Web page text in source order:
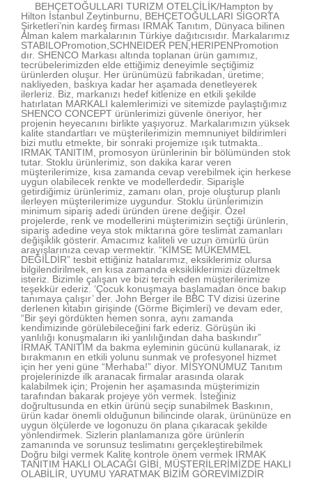
BEHÇETOĞULLARI TURIZM OTELCİLİK/Hampton by
Hilton İstanbul Zeytinburnu, BEHÇETOĞULLARI SİGORTA
Şirketleri’nin kardeş firması IRMAK Tanıtım, Dünyaca bilinen
Alman kalem markalarının Türkiye dağıtıcısıdır. Markalarımız
STABILOPromotion,SCHNEIDER PEN,HERIPENPromotion
dır. SHENCO Markası altında toplanan ürün gamımız,
tecrübelerimizden elde ettiğimiz deneyimle seçtiğimiz
ürünlerden oluşur. Her ürünümüzü fabrikadan, üretime;
nakliyeden, baskıya kadar her aşamada denetleyerek
ilerleriz. Biz, markanızı hedef kitlenize en etkili şekilde
hatırlatan MARKALI kalemlerimizi ve sitemizde paylaştığımız
SHENCO CONCEPT ürünlerimizi güvenle öneriyor, her
projenin heyecanını birlikte yaşıyoruz. Markalarımızın yüksek
kalite standartları ve müşterilerimizin memnuniyet bildirimleri
bizi mutlu etmekte, bir sonraki projemize ışık tutmakta..
IRMAK TANITIM, promosyon ürünlerinin bir bölümünden stok
tutar. Stoklu ürünlerimiz, son dakika karar veren
müşterilerimize, kısa zamanda cevap verebilmek için herkese
uygun olabilecek renkte ve modellerdedir. Siparişle
getirdiğimiz ürünlerimiz, zamanı olan, proje oluşturup planlı
ilerleyen müşterilerimize uygundur. Stoklu ürünlerimizin
minimum sipariş adedi üründen ürene değişir. Özel
projelerde, renk ve modellerini müşterimizin seçtiği ürünlerin,
sipariş adedine veya stok miktarına göre teslimat zamanları
değişiklik gösterir. Amacımız kaliteli ve uzun ömürlü ürün
arayışlarınıza cevap vermektir. “KİMSE MÜKEMMEL
DEĞİLDİR” tesbit ettiğiniz hatalarımız, eksiklerimiz olursa
bilgilendirilmek, en kısa zamanda eksikliklerimizi düzeltmek
isteriz. Bizimle çalışan ve bizi tercih eden müşterilerimize
teşekkür ederiz. ‘Çocuk konuşmaya başlamadan önce bakıp
tanımaya çalışır’ der. John Berger ile BBC TV dizisi üzerine
derlenen kitabın girişinde (Görme Biçimleri) ve devam eder,
“Bir şeyi gördükten hemen sonra, aynı zamanda
kendimizinde görülebileceğini fark ederiz. Görüşün iki
yanlılığı konuşmaların iki yanlılığından daha baskındır”
IRMAK TANITIM da bakma eyleminin gücünü kullanarak, iz
bırakmanın en etkili yolunu sunmak ve profesyonel hizmet
için her yeni güne “Merhaba!” diyor. MİSYONUMUZ Tanıtım
projelerinizde ilk aranacak firmalar arasında olarak
kalabilmek için; Projenin her aşamasında müşterimizin
tarafından bakarak projeye yön vermek. İsteğiniz
doğrultusunda en etkin ürünü seçip sunabilmek Baskının,
ürün kadar önemli olduğunun bilincinde olarak, ürününüze en
uygun ölçülerde ve logonuzu ön plana çıkaracak şekilde
yönlendirmek. Sizlerin planlamanıza göre ürünlerin
zamanında ve sorunsuz teslimatını gerçekleştirebilmek
Doğru bilgi vermek Kalite kontrole önem vermek IRMAK
TANITIM HAKLI OLACAĞI GİBİ, MÜŞTERİLERİMİZDE HAKLI
OLABİLİR, UYUMU YARATMAK BİZİM GÖREVİMİZDİR